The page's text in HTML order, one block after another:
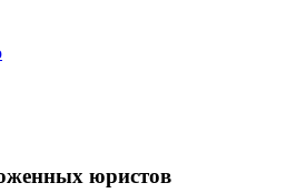
юристов